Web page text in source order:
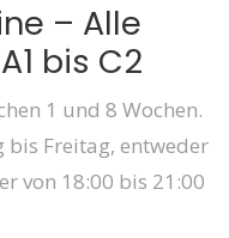
– Alle
bis C2
1 und 8 Wochen.
Freitag, entweder
von 18:00 bis 21:00